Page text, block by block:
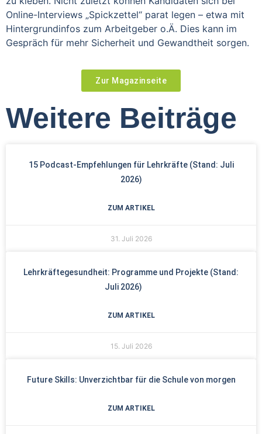
Online-Interviews „Spickzettel“ parat legen – etwa mit
Hintergrundinfos zum Arbeitgeber o.Ä. Dies kann im
Gespräch für mehr Sicherheit und Gewandtheit sorgen.
Zur Magazinseite
Weitere Beiträge
15 Podcast-Empfehlungen für Lehrkräfte (Stand: Juli
2026)
ZUM ARTIKEL
31. Juli 2026
Lehrkräftegesundheit: Programme und Projekte (Stand:
Juli 2026)
ZUM ARTIKEL
15. Juli 2026
Future Skills: Unverzichtbar für die Schule von morgen
ZUM ARTIKEL